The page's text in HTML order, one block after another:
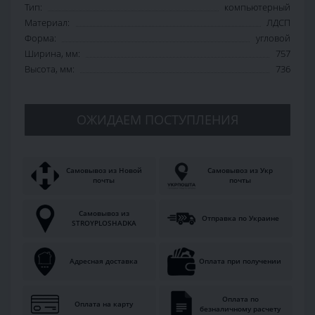
Тип:
компьютерный
Материал:
ЛДСП
Форма:
угловой
Ширина, мм:
757
Высота, мм:
736
ОЖИДАЕМ ПОСТУПЛЕНИЯ
Самовывоз из Новой
почты
Самовывоз из Укр
почты
Самовывоз из
STROYPLOSHADKA
Отправка по Украине
Адресная доставка Оплата при получении
Оплата на карту
Оплата по
безналичному расчету